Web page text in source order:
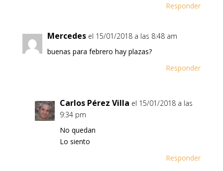
Responder
Mercedes el 15/01/2018 a las 8:48 am
buenas para febrero hay plazas?
Responder
Carlos Pérez Villa el 15/01/2018 a las
9:34 pm
No quedan
Lo siento
Responder